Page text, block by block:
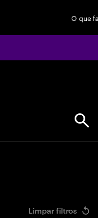
O que
Limpar filtros